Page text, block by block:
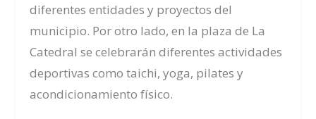
diferentes entidades y proyectos del
municipio. Por otro lado, en la plaza de La
Catedral se celebrarán diferentes actividades
deportivas como taichi, yoga, pilates y
acondicionamiento físico.